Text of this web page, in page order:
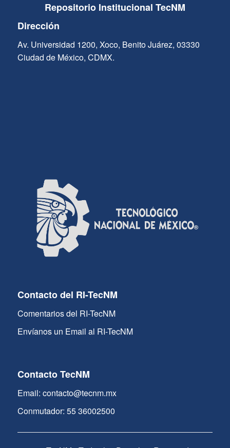
Repositorio Institucional TecNM
Dirección
Av. Universidad 1200, Xoco, Benito Juárez, 03330
Ciudad de México, CDMX.
Contacto del RI-TecNM
Comentarios del RI-TecNM
Envíanos un Email al RI-TecNM
Contacto TecNM
Email: contacto@tecnm.mx
Conmutador: 55 36002500